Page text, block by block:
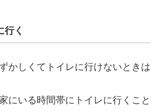
行く
しくてトイレに行けないときは
にいる時間帯にトイレに行くこと